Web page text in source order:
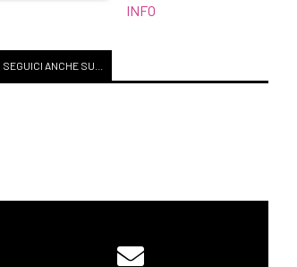
INFO
SEGUICI ANCHE SU...